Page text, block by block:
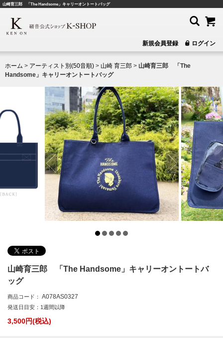
山崎育三郎 「The Handsome」キャリーオントートバッグ
新規会員登録 ログイン
ホーム > アーティスト別(50音順) > 山崎 育三郎 > 山崎育三郎 「The
Handsome」キャリーオントートバッグ
山崎育三郎 「The Handsome」キャリーオントートバ
ッグ
商品コード： A078AS0327
発送日目安：1週間以降
3,500円(税込)